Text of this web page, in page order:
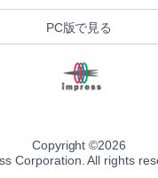
PC版で見る
Copyright ©2026
Corporation. All rights